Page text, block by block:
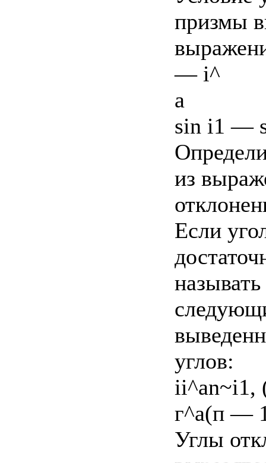
призмы
— i^
а
sin i1 —
из
Если
углов:
ii^an~i1,
г^а(п —
Углы